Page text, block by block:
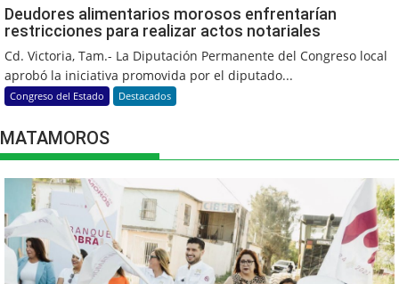
Deudores alimentarios morosos enfrentarían
restricciones para realizar actos notariales
Cd. Victoria, Tam.- La Diputación Permanente del Congreso local
aprobó la iniciativa promovida por el diputado...
Congreso del Estado Destacados
MATAMOROS